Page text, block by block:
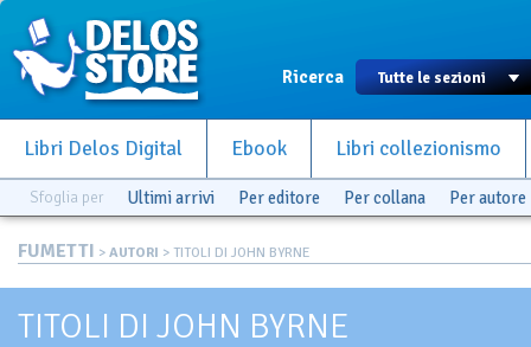
Ricerca
Libri Delos Digital Ebook Libri collezionismo
Sfoglia per Ultimi arrivi Per editore Per collana Per autore
FUMETTI > AUTORI > TITOLI DI JOHN BYRNE
TITOLI DI JOHN BYRNE